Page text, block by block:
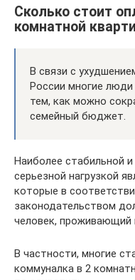
Сколько стоит
комнатной
В связи с
России многие
тем, как можно
семейный бюджет.
Наиболее стабильной
серьезной нагрузкой
которые в
законодательством
человек, проживающий
В частности, многие
коммуналка в 2